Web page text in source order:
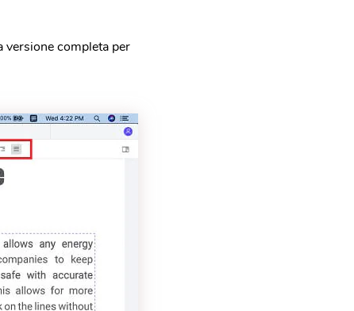
versione completa per